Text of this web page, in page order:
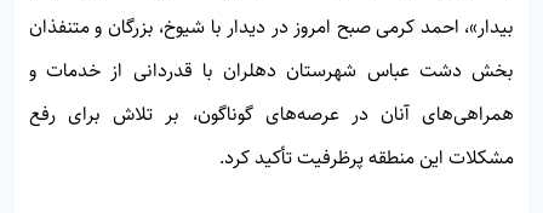
بیدار»، احمد کرمی صبح امروز در دیدار با شیوخ، بزرگان و متنفذان
بخش دشت عباس شهرستان دهلران با قدردانی از خدمات و
همراهی‌های آنان در عرصه‌های گوناگون، بر تلاش برای رفع
مشکلات این منطقه پرظرفیت تأکید کرد.